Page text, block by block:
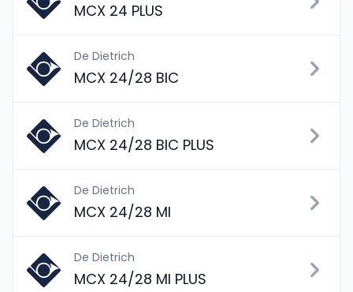
MCX 24 PLUS
De Dietrich
MCX 24/28 BIC
De Dietrich
MCX 24/28 BIC PLUS
De Dietrich
MCX 24/28 MI
De Dietrich
MCX 24/28 MI PLUS